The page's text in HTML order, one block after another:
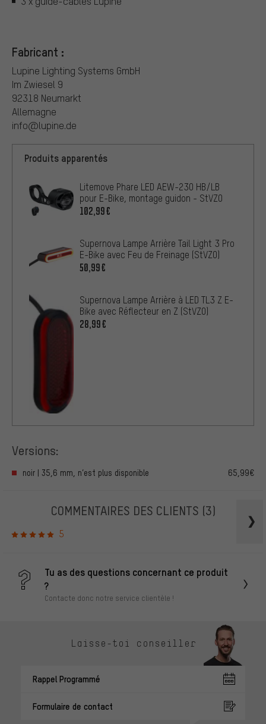
Fabricant :
Lupine Lighting Systems GmbH
Im Zwiesel 9
92318 Neumarkt
Allemagne
info@lupine.de
Produits apparentés
Litemove Phare LED AEW-230 HB/LB
pour E-Bike, montage guidon - StVZO
102,99€
Supernova Lampe Arrière Tail Light 3 Pro
E-Bike avec Feu de Freinage (StVZO)
50,99€
Supernova Lampe Arrière à LED TL3 Z E-
Bike avec Réflecteur en Z (StVZO)
28,99€
Versions:
noir | 35,6 mm, n’est plus disponible 65,99€
COMMENTAIRES DES CLIENTS (3)
5
Tu as des questions concernant ce produit
?
Contacte donc notre service clientèle !
Laisse-toi conseiller
Rappel Programmé
Formulaire de contact